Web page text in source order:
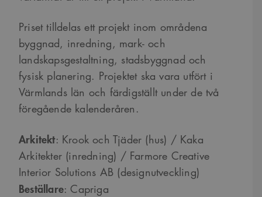
Priset tilldelas ett projekt inom områdena
byggnad, inredning, mark- och
landskapsgestaltning, stadsbyggnad och
fysisk planering. Projektet ska vara utfört i
Värmlands län och färdigställt under de två
föregående kalenderåren.
Arkitekt: Krook och Tjäder (hus) / Kaka
Arkitekter (inredning) / Farmore Creative
Interior Solutions AB (designutveckling)
Beställare: Capriga